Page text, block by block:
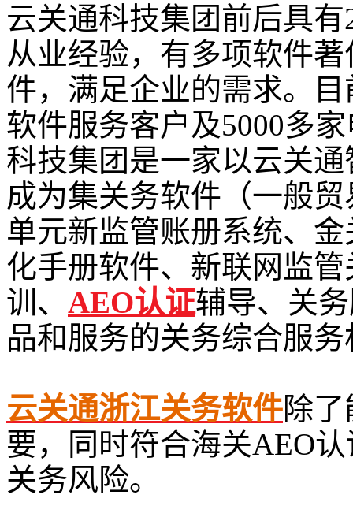
云关通科技集团前后具
从业经验，有多项软件
件，满足企业的需求。
软件服务客户及5000多
科技集团是一家以云关
成为集关务软件（一般
单元新监管账册系统、
化手册软件、新联网监
训、 AEO认证辅导、关
品和服务的关务综合服
云关通浙江关务软件除
要，同时符合海关AEO
关务风险。